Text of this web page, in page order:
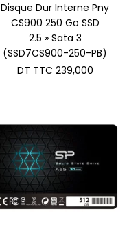
Disque Dur Interne Pny
CS900 250 Go SSD
2.5 » Sata 3
(SSD7CS900-250-PB)
DT TTC 239,000